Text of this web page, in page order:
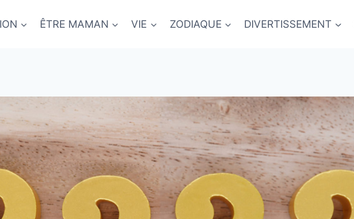
ÊTRE MAMAN VIE ZODIAQUE DIVERTISSEMENT